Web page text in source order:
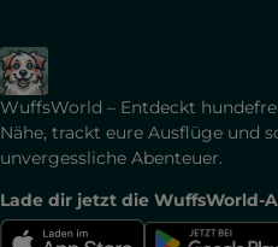
WuffsWorld – Entdeckt
Nähe, trackt eure Ausflüge und
unvergessliche Abenteuer.
Lade dir jetzt die WuffsWorld-